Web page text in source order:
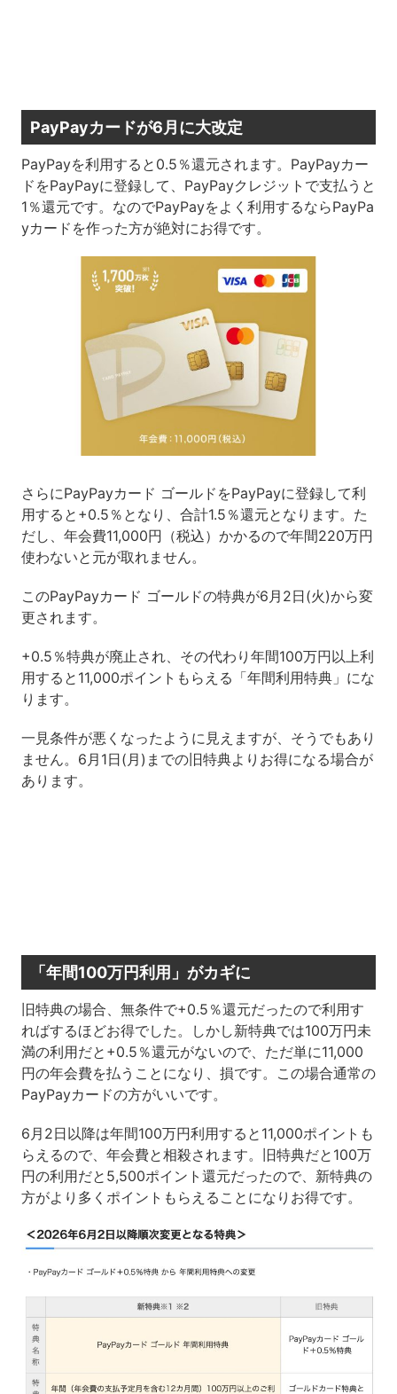
PayPayカードが6月に大改定
PayPayを利用すると0.5％還元されます。PayPayカー
ドをPayPayに登録して、PayPayクレジットで支払うと
1％還元です。なのでPayPayをよく利用するならPayPa
yカードを作った方が絶対にお得です。
さらにPayPayカード ゴールドをPayPayに登録して利
用すると+0.5％となり、合計1.5％還元となります。た
だし、年会費11,000円（税込）かかるので年間220万円
使わないと元が取れません。
このPayPayカード ゴールドの特典が6月2日(火)から変
更されます。
+0.5％特典が廃止され、その代わり年間100万円以上利
用すると11,000ポイントもらえる「年間利用特典」にな
ります。
一見条件が悪くなったように見えますが、そうでもあり
ません。6月1日(月)までの旧特典よりお得になる場合が
あります。
「年間100万円利用」がカギに
旧特典の場合、無条件で+0.5％還元だったので利用す
ればするほどお得でした。しかし新特典では100万円未
満の利用だと+0.5％還元がないので、ただ単に11,000
円の年会費を払うことになり、損です。この場合通常の
PayPayカードの方がいいです。
6月2日以降は年間100万円利用すると11,000ポイントも
らえるので、年会費と相殺されます。旧特典だと100万
円の利用だと5,500ポイント還元だったので、新特典の
方がより多くポイントもらえることになりお得です。